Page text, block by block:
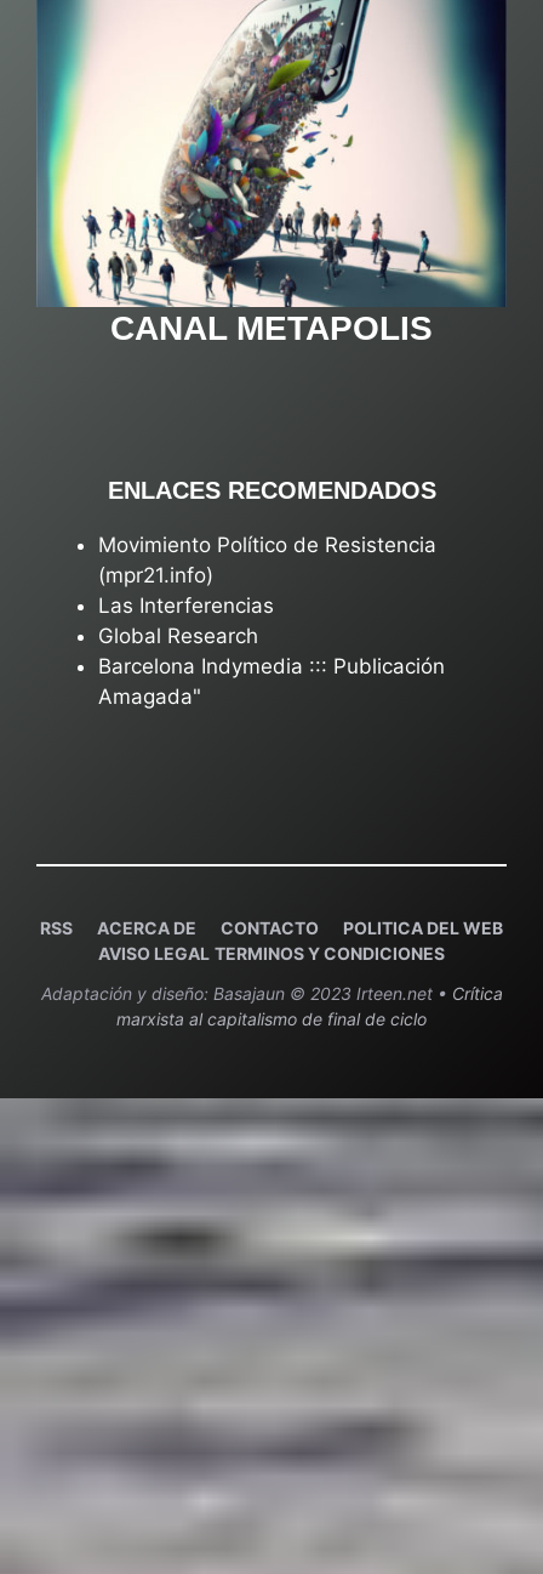
CANAL METAPOLIS
ENLACES RECOMENDADOS
Movimiento Político de Resistencia
(mpr21.info)
Las Interferencias
Global Research
Barcelona Indymedia ::: Publicación
Amagada"
RSS ACERCA DE CONTACTO
POLITICA DEL WEB
AVISO LEGAL TERMINOS Y CONDICIONES
Adaptación y diseño: Basajaun © 2023 Irteen.net • Crítica
marxista al capitalismo de final de ciclo